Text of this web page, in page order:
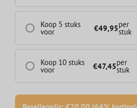
Koop 5 stuks
voor €49,95per
stuk
Koop 10 stuks
voor €47,45per
stuk